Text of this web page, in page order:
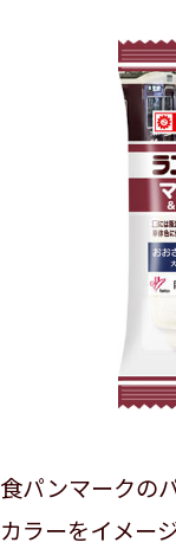
食パンマークの
カラーをイメー